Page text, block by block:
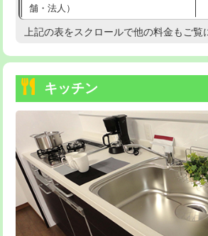
持込商品取付（温水洗浄便座）
持込商品取付（普通便座⇔温水洗浄便
給水管工事※（ホール加工)
給水管工事※（バンド止め)
給水管工事※（支持金具設置)
給水管工事※（保温材使用（バンド止
め込み）)
給水管工事※（土の掘削・埋め戻し作
舗・法人）
高度高圧洗浄換
トーラー機使用/3mまで
追加トーラー機使用/3m超え
カメラ調査
桝清掃
止水・漏水調査・防水処理・清掃・修
理・調整・分解・加工など（軽作業）
上記の表をスクロールで他の料金もご覧
キッチン